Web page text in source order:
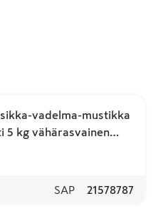
vadelma-mustikka
5 kg vähärasvainen
SAP 21578787